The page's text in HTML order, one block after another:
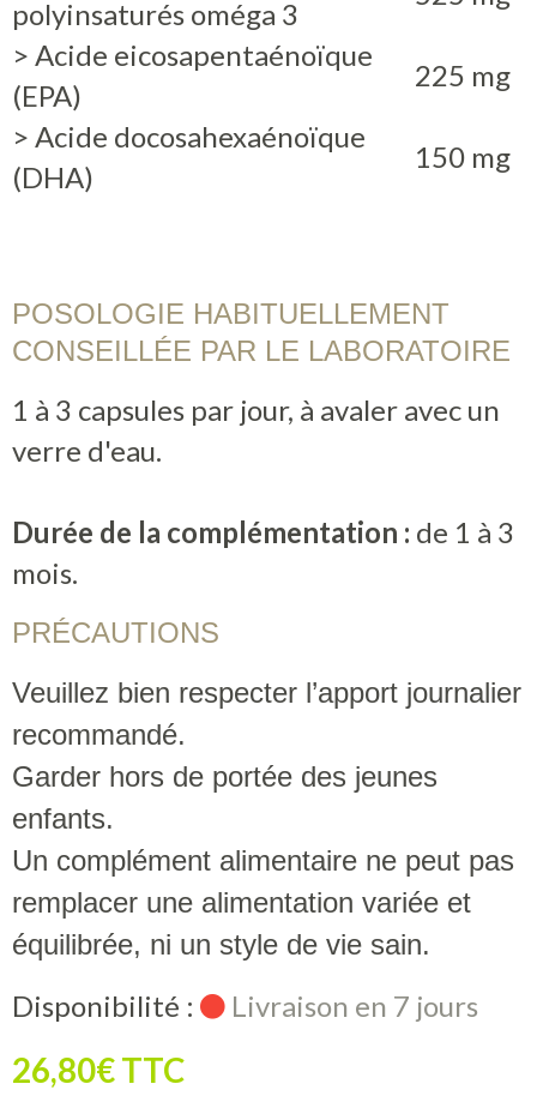
polyinsaturés oméga 3
> Acide eicosapentaénoïque
(EPA)
225 mg
> Acide docosahexaénoïque
(DHA)
150 mg
POSOLOGIE HABITUELLEMENT
CONSEILLÉE PAR LE LABORATOIRE
1 à 3 capsules par jour, à avaler avec un
verre d'eau.
Durée de la complémentation : de 1 à 3
mois.
PRÉCAUTIONS
Veuillez bien respecter l’apport journalier
recommandé.
Garder hors de portée des jeunes
enfants.
Un complément alimentaire ne peut pas
remplacer une alimentation variée et
équilibrée, ni un style de vie sain.
Disponibilité : Livraison en 7 jours
26,80€ TTC